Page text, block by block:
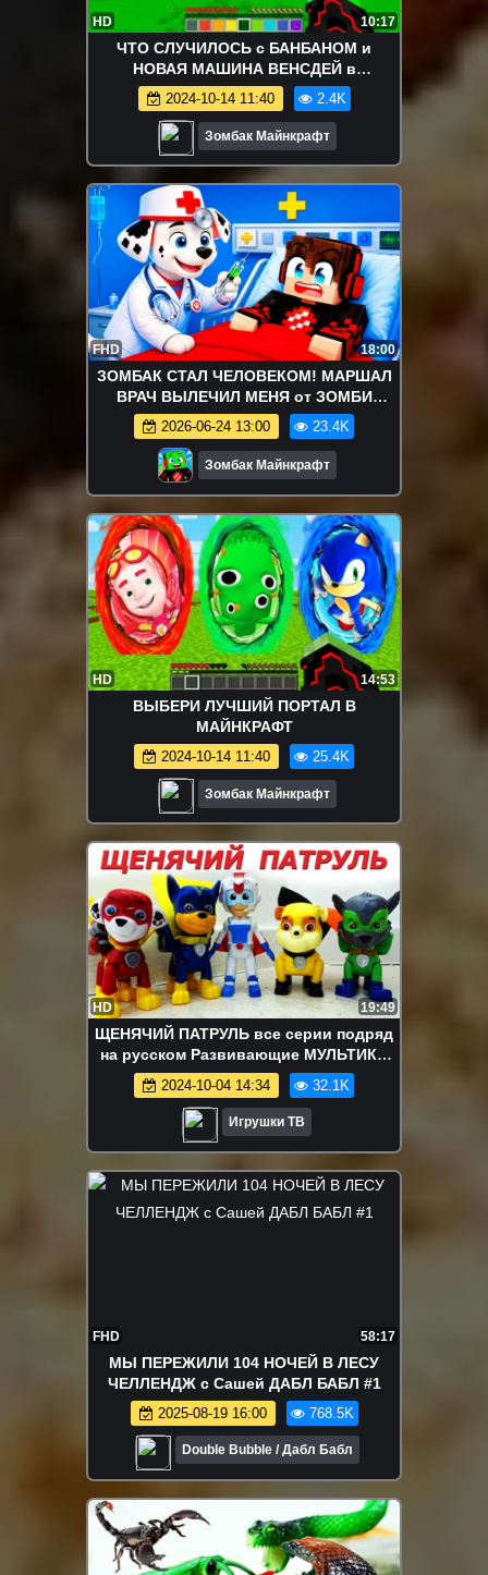
HD 10:17
ЧТО СЛУЧИЛОСЬ с БАНБАНОМ и
НОВАЯ МАШИНА ВЕНСДЕЙ в
МАЙНКРАФТ
2024-10-14 11:40 2.4K
Зомбак Майнкрафт
FHD 18:00
ЗОМБАК СТАЛ ЧЕЛОВЕКОМ! МАРШАЛ
ВРАЧ ВЫЛЕЧИЛ МЕНЯ от ЗОМБИ
ВИРУСА в МАЙНКРАФТ ЩЕНЯЧИЙ
ПАТРУЛЬ
2026-06-24 13:00 23.4K
Зомбак Майнкрафт
HD 14:53
ВЫБЕРИ ЛУЧШИЙ ПОРТАЛ В
МАЙНКРАФТ
2024-10-14 11:40 25.4K
Зомбак Майнкрафт
HD 19:49
ЩЕНЯЧИЙ ПАТРУЛЬ все серии подряд
на русском Развивающие МУЛЬТИКИ
про Игрушки ТВ ЩЕНЯЧИЙ ПАТРУЛЬ
2017
2024-10-04 14:34 32.1K
Игрушки ТВ
FHD 58:17
МЫ ПЕРЕЖИЛИ 104 НОЧЕЙ В ЛЕСУ
ЧЕЛЛЕНДЖ с Сашей ДАБЛ БАБЛ #1
2025-08-19 16:00 768.5K
Double Bubble / Дабл Бабл